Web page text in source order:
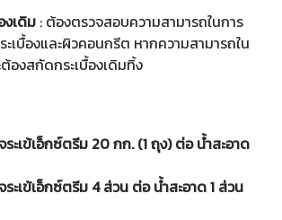
เดิม : ต้องตรวจสอบความสามารถในการ
ะเบื้องและผิวคอนกรีต หากความสามารถใน
องสกัดกระเบื้องเดิมทิ้ง
ะเข้เอ็กซ์ตรีม 20 กก. (1 ถุง) ต่อ น้ำสะอาด
ะเข้เอ็กซ์ตรีม 4 ส่วน ต่อ น้ำสะอาด 1 ส่วน